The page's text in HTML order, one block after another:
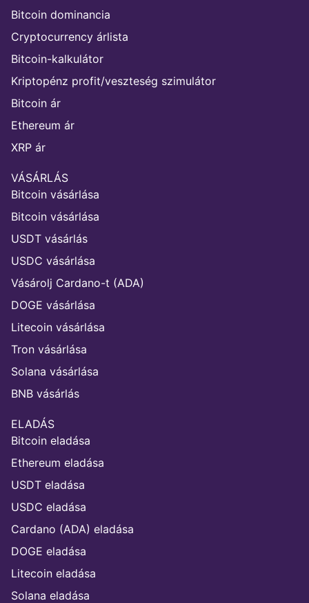
Bitcoin dominancia
Cryptocurrency árlista
Bitcoin-kalkulátor
Kriptopénz profit/veszteség szimulátor
Bitcoin ár
Ethereum ár
XRP ár
VÁSÁRLÁS
Bitcoin vásárlása
Bitcoin vásárlása
USDT vásárlás
USDC vásárlása
Vásárolj Cardano-t (ADA)
DOGE vásárlása
Litecoin vásárlása
Tron vásárlása
Solana vásárlása
BNB vásárlás
ELADÁS
Bitcoin eladása
Ethereum eladása
USDT eladása
USDC eladása
Cardano (ADA) eladása
DOGE eladása
Litecoin eladása
Solana eladása